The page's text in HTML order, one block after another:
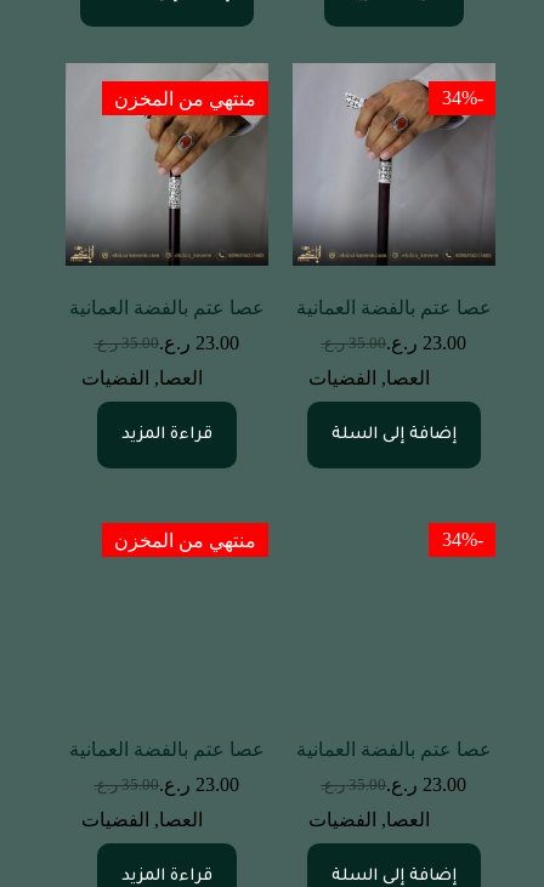
-34%
عصا عتم بالفضة العمانية
35.00 ر.ع. 23.00 ر.ع.
العصا, الفضيات
إضافة إلى السلة
منتهي من المخزن
عصا عتم بالفضة العمانية
35.00 ر.ع. 23.00 ر.ع.
العصا, الفضيات
قراءة المزيد
-34%
عصا عتم بالفضة العمانية
35.00 ر.ع. 23.00 ر.ع.
العصا, الفضيات
إضافة إلى السلة
منتهي من المخزن
عصا عتم بالفضة العمانية
35.00 ر.ع. 23.00 ر.ع.
العصا, الفضيات
قراءة المزيد